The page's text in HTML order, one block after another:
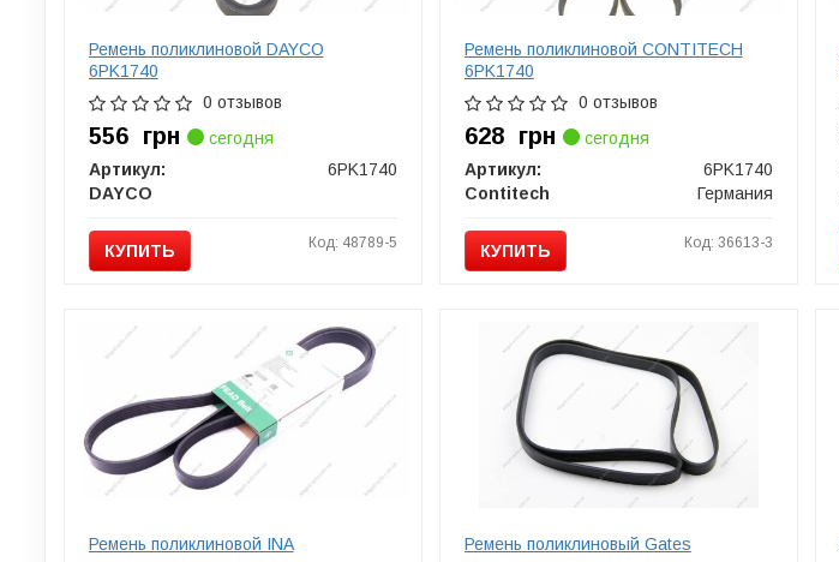
Ремень поликлиновой DAYCO
6PK1740
0 отзывов
556 грн
сегодня
Артикул:
6PK1740
DAYCO
КУПИТЬ Код: 48789-5
Ремень поликлиновой CONTITECH
6PK1740
0 отзывов
628 грн
сегодня
Артикул:
6PK1740
Contitech
Германия
КУПИТЬ Код: 36613-3
Ремень поликлиновой INA Ремень поликлиновый Gates